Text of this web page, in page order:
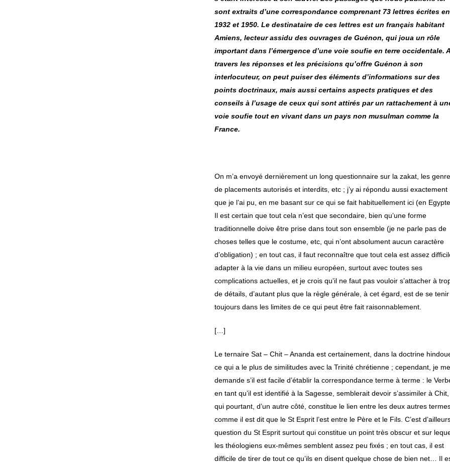
sont extraits d’une correspondance comprenant 73 lettres écrites
1932 et 1950. Le destinataire de ces lettres est un français habitant
Amiens, lecteur assidu des ouvrages de Guénon, qui joua un rôle
important dans l’émergence d’une voie soufie en terre occidentale. A
travers les réponses et les précisions qu’offre Guénon à son
interlocuteur, on peut puiser des éléments d’informations sur des
points doctrinaux, mais aussi certains aspects pratiques et des
conseils à l’usage de ceux qui sont attirés par un rattachement à
voie soufie tout en vivant dans un pays non musulman comme la
France.
On m’a envoyé dernièrement un long questionnaire sur lazakat , les
de placements autorisés et interdits, etc ; j’y ai répondu aussi exactement
que je l’ai pu, en me basant sur ce qui se fait habituellement ici (en
Il est certain que tout cela n’est que secondaire, bien qu’une forme
traditionnelle doive être prise dans tout son ensemble (je ne parle pas de
choses telles que le costume, etc, qui n’ont absolument aucun caractère
d’obligation) ; en tout cas, il faut reconnaître que tout cela est assez
adapter à la vie dans un milieu européen, surtout avec toutes ses
complications actuelles, et je crois qu’il ne faut pas vouloir s’attacher à
de détails, d’autant plus que la règle générale, à cet égard, est de se tenir
toujours dans les limites de ce qui peut être fait raisonnablement.
[…]
Le ternaireSat – Chit – Ananda est certainement, dans la doctrine
ce qui a le plus de similitudes avec la Trinité chrétienne ; cependant, je me
demande s’il est facile d’établir la correspondance terme à terme : le
en tant qu’il est identifié à la Sagesse, semblerait devoir s’assimiler àChit
qui pourtant, d’un autre côté, constitue le lien entre les deux autres
comme il est dit que le St Esprit l’est entre le Père et le Fils. C’est
question du St Esprit surtout qui constitue un point très obscur et sur
les théologiens eux-mêmes semblent assez peu fixés ; en tout cas, il est
difficile de tirer de tout ce qu’ils en disent quelque chose de bien net… Il